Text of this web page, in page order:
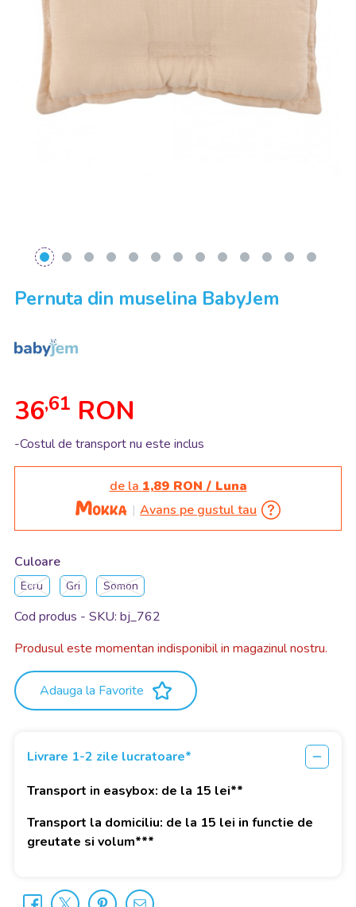
Pernuta din muselina BabyJem
36,61 RON
-Costul de transport nu este inclus
de la 1,89 RON / Luna
Avans pe gustul tau
Culoare
Ecru Gri Somon
Cod produs - SKU bj_762
Produsul este momentan indisponibil in magazinul nostru.
Adauga la Favorite
Livrare 1-2 zile lucratoare*
Transport in easybox: de la 15 lei**
Transport la domiciliu: de la 15 lei in functie de
greutate si volum***